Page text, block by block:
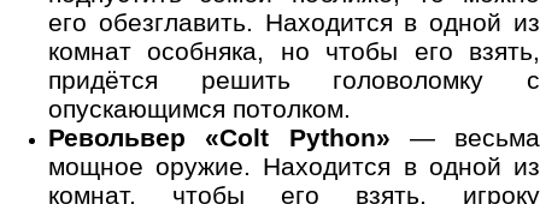
его обезглавить. Находится в одной из
комнат особняка, но чтобы его взять,
придётся решить головоломку с
опускающимся потолком.
Револьвер «Colt Python» — весьма
мощное оружие. Находится в одной из
комнат, чтобы его взять, игроку